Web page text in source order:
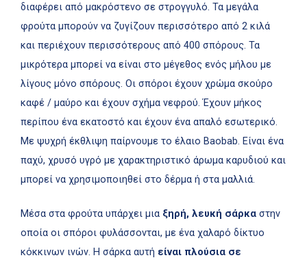
διαφέρει από μακρόστενο σε στρογγυλό. Τα μεγάλα
φρούτα μπορούν να ζυγίζουν περισσότερο από 2 κιλά
και περιέχουν περισσότερους από 400 σπόρους. Τα
μικρότερα μπορεί να είναι στο μέγεθος ενός μήλου με
λίγους μόνο σπόρους. Οι σπόροι έχουν χρώμα σκούρο
καφέ / μαύρο και έχουν σχήμα νεφρού. Έχουν μήκος
περίπου ένα εκατοστό και έχουν ένα απαλό εσωτερικό.
Με ψυχρή έκθλιψη παίρνουμε το έλαιο Baobab. Είναι ένα
παχύ, χρυσό υγρό με χαρακτηριστικό άρωμα καρυδιού και
μπορεί να χρησιμοποιηθεί στο δέρμα ή στα μαλλιά.
Μέσα στα φρούτα υπάρχει μια ξηρή, λευκή σάρκα στην
οποία οι σπόροι φυλάσσονται, με ένα χαλαρό δίκτυο
κόκκινων ινών. Η σάρκα αυτή είναι πλούσια σε